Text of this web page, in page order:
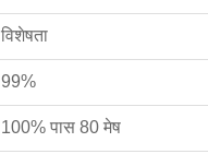
विशेषता
99%
100% पास 80 मेष